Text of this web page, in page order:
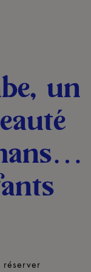
un
réserver